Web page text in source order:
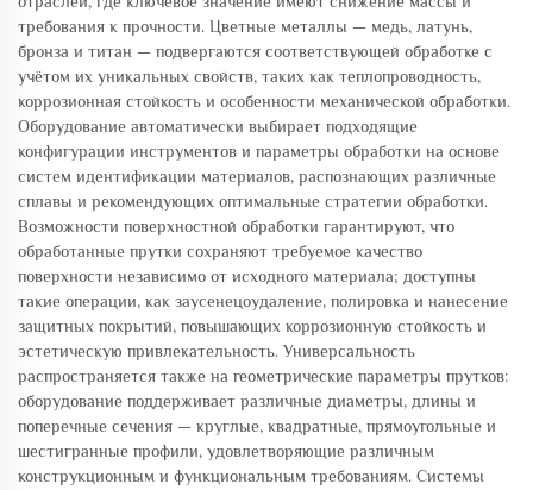
требования к прочности. Цветные металлы — медь, латунь,
бронза и титан — подвергаются соответствующей обработке с
учётом их уникальных свойств, таких как теплопроводность,
коррозионная стойкость и особенности механической обработки.
Оборудование автоматически выбирает подходящие
конфигурации инструментов и параметры обработки на основе
систем идентификации материалов, распознающих различные
сплавы и рекомендующих оптимальные стратегии обработки.
Возможности поверхностной обработки гарантируют, что
обработанные прутки сохраняют требуемое качество
поверхности независимо от исходного материала; доступны
такие операции, как заусенецоудаление, полировка и нанесение
защитных покрытий, повышающих коррозионную стойкость и
эстетическую привлекательность. Универсальность
распространяется также на геометрические параметры прутков:
оборудование поддерживает различные диаметры, длины и
поперечные сечения — круглые, квадратные, прямоугольные и
шестигранные профили, удовлетворяющие различным
конструкционным и функциональным требованиям. Системы